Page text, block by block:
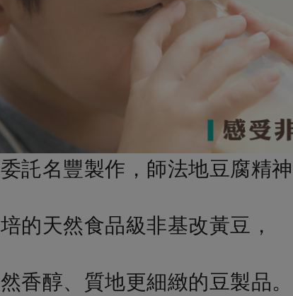
託名豐製作，師法地豆腐精神
的天然食品級非基改黃豆，
香醇、質地更細緻的豆製品。